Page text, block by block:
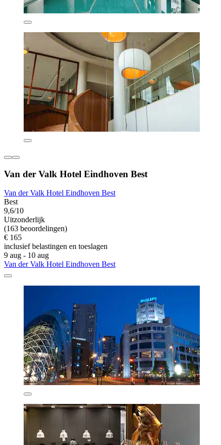
Van der Valk Hotel Eindhoven Best
Van der Valk Hotel Eindhoven Best
Best
9,6/10
Uitzonderlijk
(163 beoordelingen)
€ 165
inclusief belastingen en toeslagen
9 aug - 10 aug
Van der Valk Hotel Eindhoven Best